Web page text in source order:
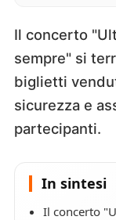
Il concerto
sempre" si
biglietti
sicurezza e
partecipanti.
In sintesi
Il concerto